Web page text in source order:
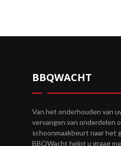
BBQWACHT
Van het onderhouden van
vervangen van onderdelen
schoonmaakbeurt naar het
BBQWacht helpt u graag